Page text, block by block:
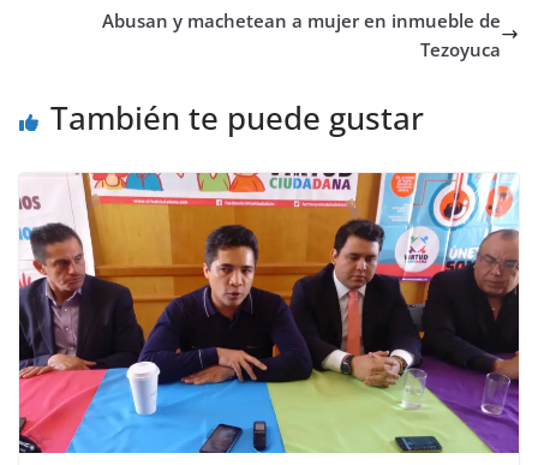
Abusan y machetean a mujer en inmueble de
Tezoyuca
También te puede gustar